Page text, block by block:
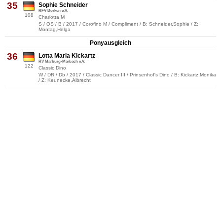
35
108
Sophie Schneider
RFV Borken e.V.
Charlotta M
S / OS / B / 2017 / Corofino M / Compliment / B: Schneider,Sophie / Z:
Montag,Helga
Ponyausgleich
36
122
Lotta Maria Kickartz
RV Marburg-Marbach e.V.
Classic Dino
W / DR / Db / 2017 / Classic Dancer III / Prinsenhof's Dino / B: Kickartz,Monika
/ Z: Keunecke,Albrecht